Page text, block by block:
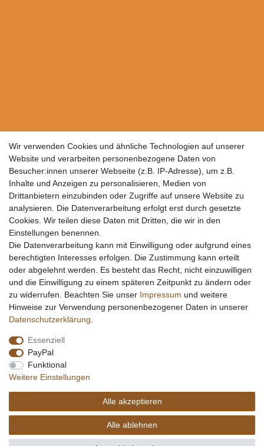
Wir verwenden Cookies und ähnliche Technologien auf unserer
Website und verarbeiten personenbezogene Daten von
Besucher:innen unserer Webseite (z.B. IP-Adresse), um z.B.
Inhalte und Anzeigen zu personalisieren, Medien von
Drittanbietern einzubinden oder Zugriffe auf unsere Website zu
analysieren. Die Datenverarbeitung erfolgt erst durch gesetzte
Cookies. Wir teilen diese Daten mit Dritten, die wir in den
Einstellungen benennen.
Die Datenverarbeitung kann mit Einwilligung oder aufgrund eines
berechtigten Interesses erfolgen. Die Zustimmung kann erteilt
oder abgelehnt werden. Es besteht das Recht, nicht einzuwilligen
und die Einwilligung zu einem späteren Zeitpunkt zu ändern oder
zu widerrufen. Beachten Sie unser Impressum und weitere
Hinweise zur Verwendung personenbezogener Daten in unserer
Daten­schutz­erklärung
Essenziell
PayPal
Funktional
Weitere Einstellungen
Alle akzeptieren
Alle ablehnen